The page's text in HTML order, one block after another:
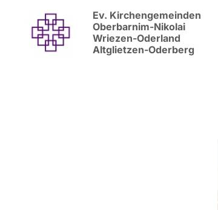
Ev. Kirchengemeinden
Oberbarnim-Nikolai
Wriezen-Oderland
Altglietzen-Oderberg